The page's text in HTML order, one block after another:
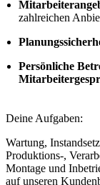
zahlreichen
Persönliche
Deine Aufgaben:
Wartung,
Produktions-,
Montage und
auf unseren